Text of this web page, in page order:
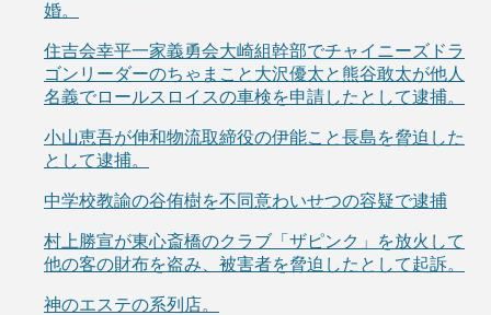
婚。
住吉会幸平一家義勇会大崎組幹部でチャイニーズドラ
ゴンリーダーのちゃまこと大沢優太と熊谷敢太が他人
名義でロールスロイスの車検を申請したとして逮捕。
小山恵吾が伸和物流取締役の伊能こと長島を脅迫した
として逮捕。
中学校教諭の谷侑樹を不同意わいせつの容疑で逮捕
村上勝宣が東心斎橋のクラブ「ザピンク」を放火して
他の客の財布を盗み、被害者を脅迫したとして起訴。
神のエステの系列店。